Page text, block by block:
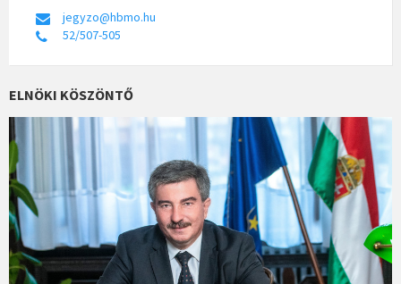
jegyzo@hbmo.hu
52/507-505
ELNÖKI KÖSZÖNTŐ